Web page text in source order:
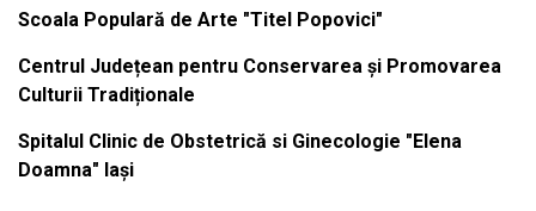
Scoala Populară de Arte "Titel Popovici"
Centrul Județean pentru Conservarea și Promovarea
Culturii Tradiționale
Spitalul Clinic de Obstetrică si Ginecologie "Elena
Doamna" Iași